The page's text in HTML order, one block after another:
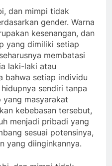
dan mimpi tidak
gender. Warna
kesenangan, dan
yang dimiliki setiap
membatasi
laki-laki atau
bahwa setiap individu
sendiri tanpa
masyarakat
kebebasan tersebut,
menjadi pribadi yang
sesuai potensinya,
yang diinginkannya.